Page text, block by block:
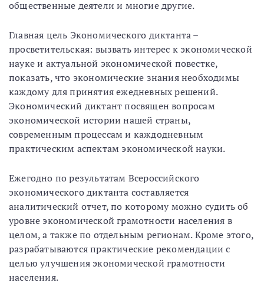
общественные деятели и многие другие.
Главная цель Экономического диктанта –
просветительская: вызвать интерес к экономической
науке и актуальной экономической повестке,
показать, что экономические знания необходимы
каждому для принятия ежедневных решений.
Экономический диктант посвящен вопросам
экономической истории нашей страны,
современным процессам и каждодневным
практическим аспектам экономической науки.
Ежегодно по результатам Всероссийского
экономического диктанта составляется
аналитический отчет, по которому можно судить об
уровне экономической грамотности населения в
целом, а также по отдельным регионам. Кроме этого,
разрабатываются практические рекомендации с
целью улучшения экономической грамотности
населения.